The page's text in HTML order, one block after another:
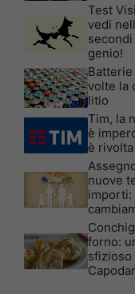
Test
vedi
genio!
volte la
litio
Tim, la
è
è rivolta
nuove
importi:
forno:
sfizioso